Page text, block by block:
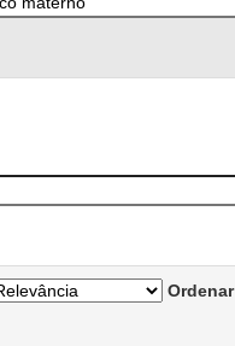
Ordenar